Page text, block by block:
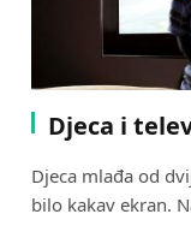
Djeca i
Djeca mlađa od
bilo kakav ekran.